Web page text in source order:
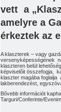
vett a
amelyre a
érkeztek az
A klaszterek – vagy
versenyképességének
klaszteren belül
képviselőit összefogja,
klaszter magába foglalja
lakberendezést,
Bővebb információt
Targuri/Conferinte/